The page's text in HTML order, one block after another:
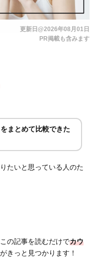
更新日@2026年08月01日
PR掲載も含みます
まとめて比較できた
たいと思っている人のた
の記事を読むだけでカウ
がきっと見つかります！